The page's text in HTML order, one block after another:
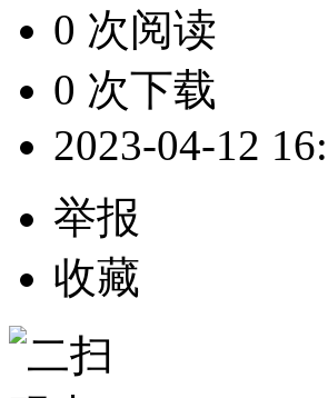
0 次阅读
0 次下载
2023-04-12
举报
收藏